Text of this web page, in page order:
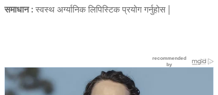
समाधान: स्वस्थ अर्ग्यानिक लिपिस्टिक प्रयोग गर्नुहोस |